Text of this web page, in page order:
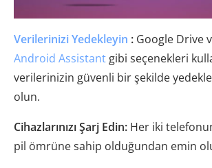
Verilerinizi Yedekleyin : Google Drive
Android Assistant gibi seçenekleri
verilerinizin güvenli bir şekilde
olun.
Cihazlarınızı Şarj Edin: Her iki
pil ömrüne sahip olduğundan emin